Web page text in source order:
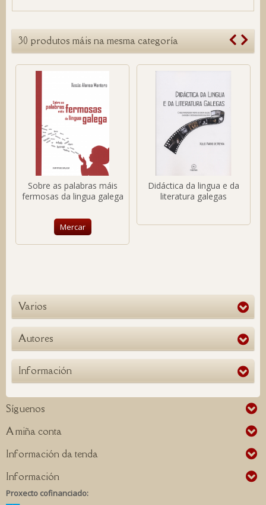
30 produtos máis na mesma categoría
Sobre as palabras máis
fermosas da lingua galega
Mercar
Didáctica da lingua e da
literatura galegas
Varios
Autores
Información
Síguenos
A miña conta
Información da tenda
Información
Proxecto cofinanciado: